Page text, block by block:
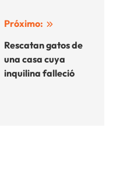
Próximo:
Rescatan gatos de
una casa cuya
inquilina falleció